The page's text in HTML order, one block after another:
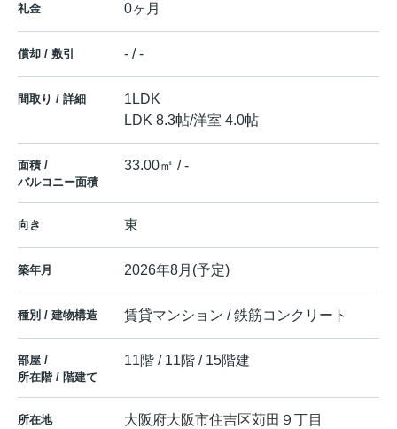
礼金 0ヶ月
償却 / 敷引 - / -
間取り / 詳細
1LDK
LDK 8.3帖/洋室 4.0帖
面積 /
バルコニー面積
33.00㎡ / -
向き 東
築年月 2026年8月(予定)
種別 / 建物構造 賃貸マンション / 鉄筋コンクリート
部屋 /
所在階 / 階建て
11階 / 11階 / 15階建
所在地 大阪府大阪市住吉区苅田 ９丁目